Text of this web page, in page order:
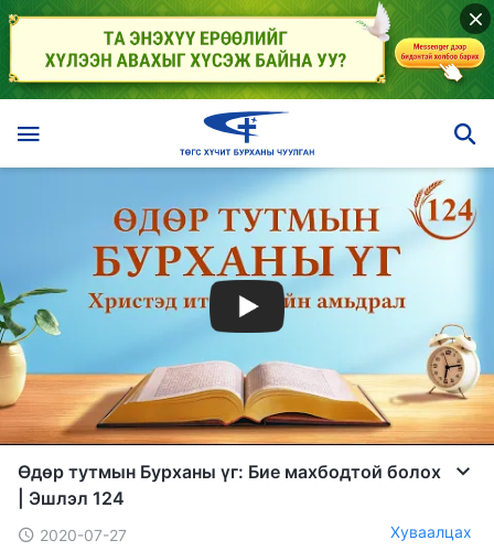
Өдөр тутмын Бурханы үг: Бие махбодтой болох
| Эшлэл 124
2020-07-27 Хуваалцах